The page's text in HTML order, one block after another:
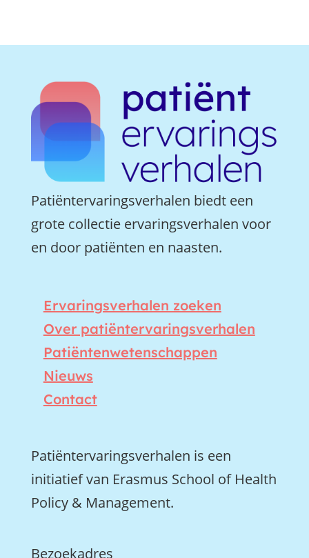
Patiëntervaringsverhalen biedt een
grote collectie ervaringsverhalen voor
en door patiënten en naasten.
Ervaringsverhalen zoeken
Over patiëntervaringsverhalen
Patiëntenwetenschappen
Nieuws
Contact
Patiëntervaringsverhalen is een
initiatief van Erasmus School of Health
Policy & Management.
Bezoekadres